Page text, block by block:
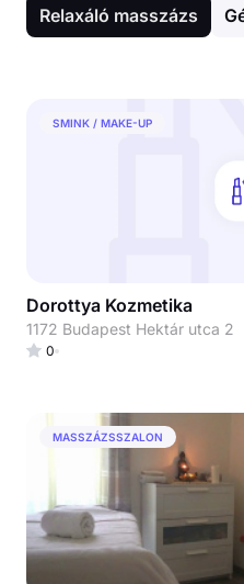
Relaxáló masszázs
SMINK / MAKE-UP
Dorottya Kozmetika
1172 Budapest Hektár utca 2
0
MASSZÁZSSZALON